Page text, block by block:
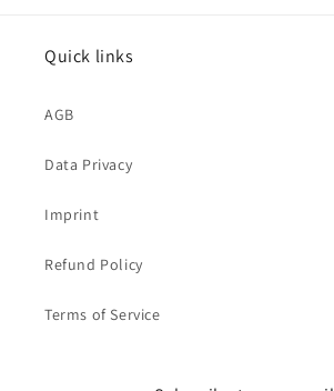
Quick links
AGB
Data Privacy
Imprint
Refund Policy
Terms of Service